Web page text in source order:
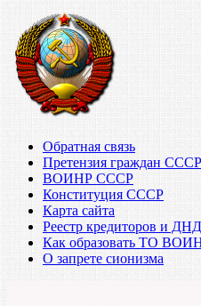
Обратная связь
Претензия граждан СССР
ВОИНР СССР
Конституция СССР
Карта сайта
Реестр кредиторов и ДНД
Как образовать ТО
О запрете сионизма